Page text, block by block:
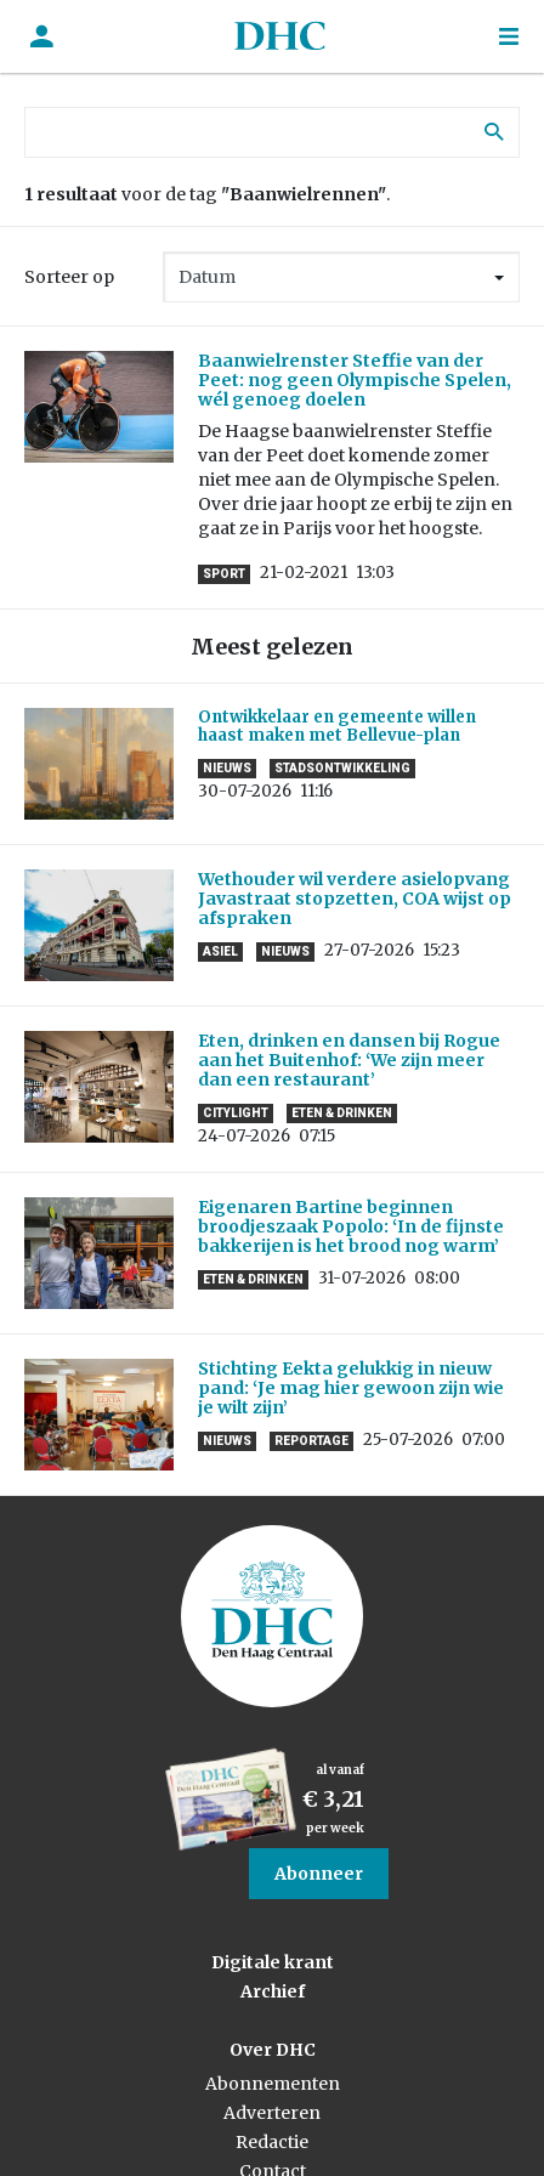
1 resultaat voor de tag "Baanwielrennen".
Sorteer op
Baanwielrenster Steffie van der
Peet: nog geen Olympische Spelen,
wél genoeg doelen
De Haagse baanwielrenster Steffie
van der Peet doet komende zomer
niet mee aan de Olympische Spelen.
Over drie jaar hoopt ze erbij te zijn en
gaat ze in Parijs voor het hoogste.
SPORT 21-02-2021 13:03
Meest gelezen
Ontwikkelaar en gemeente willen
haast maken met Bellevue-plan
NIEUWS STADSONTWIKKELING
30-07-2026 11:16
Wethouder wil verdere asielopvang
Javastraat stopzetten, COA wijst op
afspraken
ASIEL NIEUWS 27-07-2026 15:23
Eten, drinken en dansen bij Rogue
aan het Buitenhof: ‘We zijn meer
dan een restaurant’
CITYLIGHT ETEN & DRINKEN
24-07-2026 07:15
Eigenaren Bartine beginnen
broodjeszaak Popolo: ‘In de fijnste
bakkerijen is het brood nog warm’
ETEN & DRINKEN 31-07-2026 08:00
Stichting Eekta gelukkig in nieuw
pand: ‘Je mag hier gewoon zijn wie
je wilt zijn’
NIEUWS REPORTAGE 25-07-2026 07:00
al vanaf
€ 3,21
per week
Abonneer
Digitale krant
Archief
Over DHC
Abonnementen
Adverteren
Redactie
Contact